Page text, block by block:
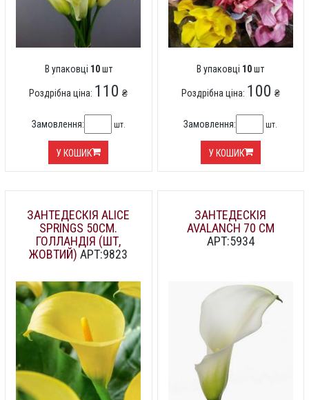
В упаковці 10шт
Роздрібна ціна: 110 ₴
Замовлення: шт.
У КОШИК
В упаковці 10шт
Роздрібна ціна: 100 ₴
Замовлення: шт.
У КОШИК
ЗАНТЕДЕСКІЯ ALICE
SPRINGS 50СМ.
ГОЛЛАНДІЯ (ШТ,
ЖОВТИЙ) АРТ:9823
ЗАНТЕДЕСКІЯ
AVALANCH 70 СМ
АРТ:5934